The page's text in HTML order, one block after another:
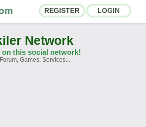
REGISTER LOGIN
Social Shares
Network
on this social network!
Games, Services...